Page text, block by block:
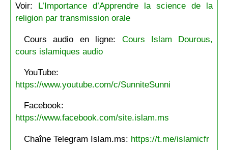
Voir: L’Importance d’Apprendre la science de la
religion par transmission orale
Cours audio en ligne: Cours Islam Dourous,
cours islamiques audio
YouTube:
https://www.youtube.com/c/SunniteSunni
Facebook:
https://www.facebook.com/site.islam.ms
Chaîne Telegram Islam.ms: https://t.me/islamicfr